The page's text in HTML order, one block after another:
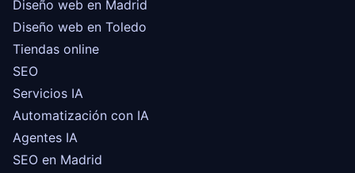
Diseño web en Madrid
Diseño web en Toledo
Tiendas online
SEO
Servicios IA
Automatización con IA
Agentes IA
SEO en Madrid